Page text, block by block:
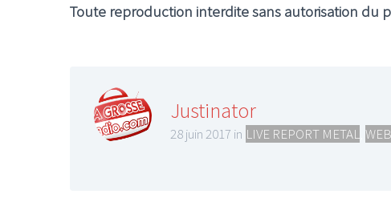
Toute reproduction interdite sans autorisation du
Justinator
28 juin 2017 in LIVE REPORT METAL